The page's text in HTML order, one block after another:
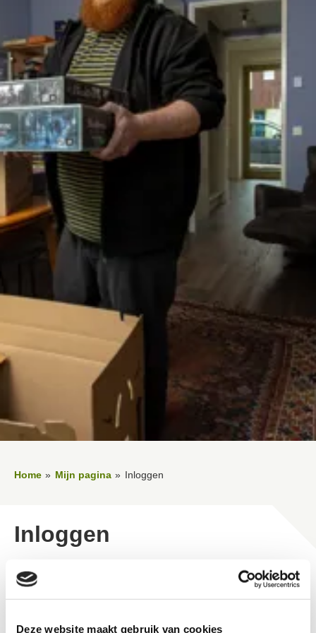
Deze website maakt gebruik van cookies
Home Mijn pagina Inloggen
Inloggen
Thuis je huurzaken regelen op een moment dat het jou